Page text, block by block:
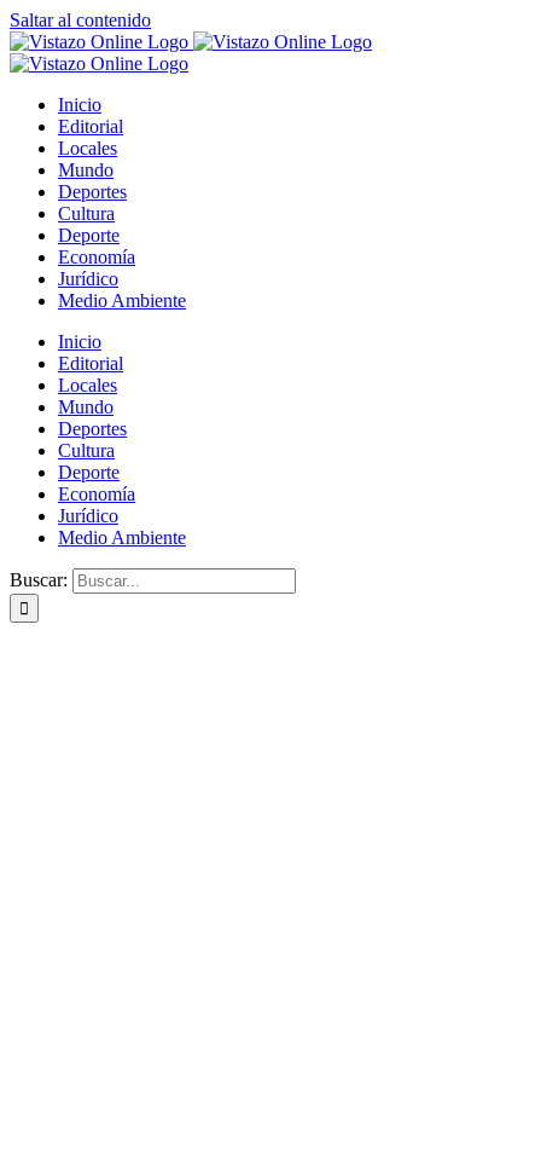
Saltar al contenido
Inicio
Editorial
Locales
Mundo
Deportes
Cultura
Deporte
Economía
Jurídico
Medio Ambiente
Inicio
Editorial
Locales
Mundo
Deportes
Cultura
Deporte
Economía
Jurídico
Medio Ambiente
Buscar: